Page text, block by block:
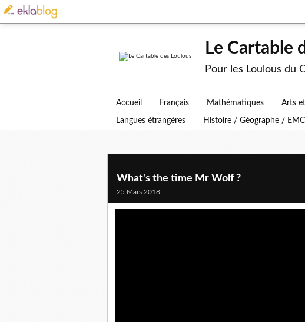
Le Cartable
Pour les Loulous du
Accueil Français Mathématiques Arts
Langues étrangères Histoire / Géographe / EMC
What's the time Mr Wolf ?
25 Mars 2018